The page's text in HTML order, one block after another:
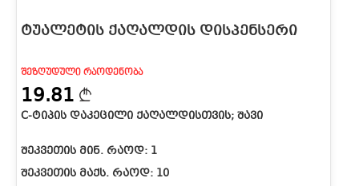
ᲢᲣᲐᲚᲔᲢᲘᲡ ᲥᲐᲦᲐᲚᲓᲘᲡ ᲓᲘᲡᲞᲔᲜᲡᲔᲠᲘ
19.81
ᲨᲔᲖᲦᲣᲓᲣᲚᲘ ᲠᲐᲝᲓᲔᲜᲝᲑᲐ
C-ᲢᲘᲞᲘᲡ ᲓᲐᲙᲔᲪᲘᲚᲘ ᲥᲐᲦᲐᲚᲓᲘᲡᲗᲕᲘᲡ; ᲨᲐᲕᲘ
ᲨᲔᲙᲕᲔᲗᲘᲡ ᲛᲘᲜ. ᲠᲐᲝᲓ: 1
ᲨᲔᲙᲕᲔᲗᲘᲡ ᲛᲐᲥᲡ. ᲠᲐᲝᲓ: 10